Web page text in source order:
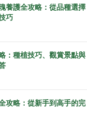
養護全攻略：從品種選擇
巧
：種植技巧、觀賞景點與
攻略：從新手到高手的完